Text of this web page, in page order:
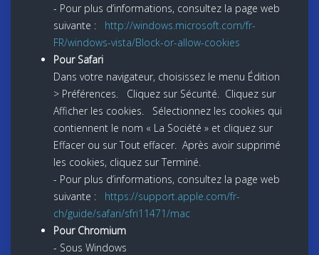
- Pour plus d’informations, consultez la page web
suivante : http://windows.microsoft.com/fr-
FR/windows-vista/Block-or-allow-cookies
Pour Safari
Dans votre navigateur, choisissez le menu Édition
> Préférences. Cliquez sur Sécurité. Cliquez sur
Afficher les cookies. Sélectionnez les cookies qui
contiennent le nom « La Société » et cliquez sur
Effacer ou sur Tout effacer. Après avoir supprimé
les cookies, cliquez sur Terminé.
- Pour plus d’informations, consultez la page web
suivante : https://support.apple.com/fr-
ch/guide/safari/sfri11471/mac
Pour Chromium
- Sous Windows